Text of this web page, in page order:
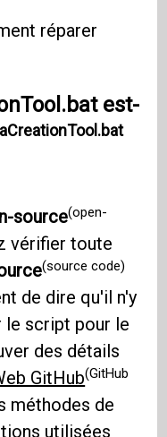
réparer
est-
source(open-
vérifier toute
(source code)
de dire qu'il n'y
le script pour le
des détails
GitHub(GitHub
méthodes de
utilisées